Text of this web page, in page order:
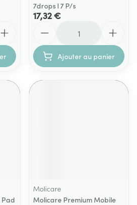
7drops l 7 P/s
17,32 €
Ajouter au panier
Molicare
Molicare Premium Mobile